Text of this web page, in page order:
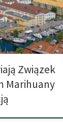
statystycznie
Związek
Marihuany